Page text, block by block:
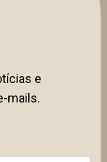
e
mails.